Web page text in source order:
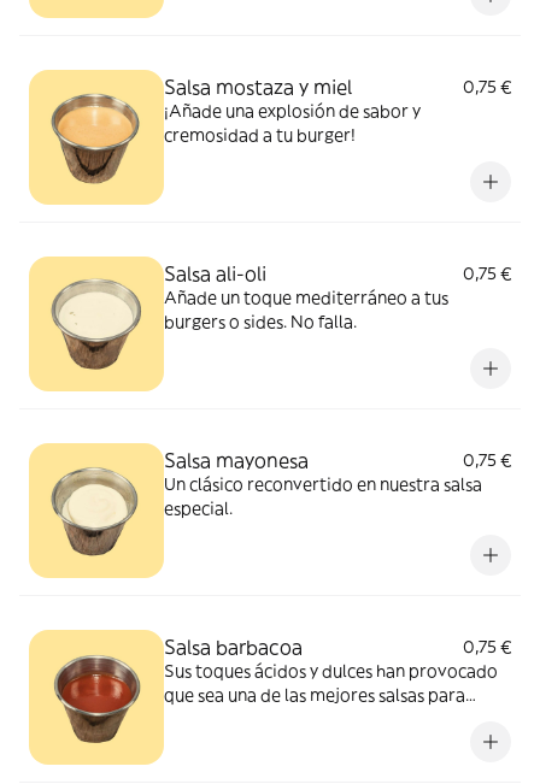
Salsa mostaza y miel
0,75 €
¡Añade una explosión de sabor y
cremosidad a tu burger!
Salsa ali-oli
0,75 €
Añade un toque mediterráneo a tus
burgers o sides. No falla.
Salsa mayonesa
0,75 €
Un clásico reconvertido en nuestra salsa
especial.
Salsa barbacoa
0,75 €
Sus toques ácidos y dulces han provocado
que sea una de las mejores salsas para